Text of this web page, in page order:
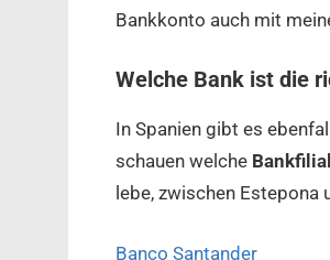
Bankkonto auch mit
Welche Bank ist die
In Spanien gibt es
schauen welche
lebe, zwischen Estepona
Banco Santander